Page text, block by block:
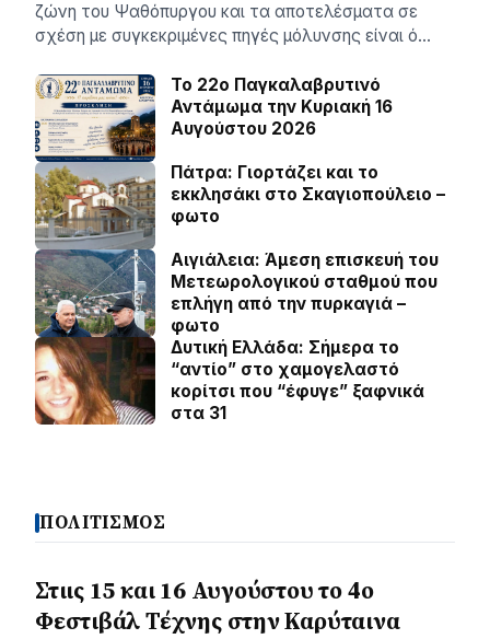
ζώνη του Ψαθόπυργου και τα αποτελέσματα σε
σχέση με συγκεκριμένες πηγές μόλυνσης είναι ό…
Το 22ο Παγκαλαβρυτινό
Αντάμωμα την Κυριακή 16
Αυγούστου 2026
Πάτρα: Γιορτάζει και το
εκκλησάκι στο Σκαγιοπούλειο –
φωτο
Αιγιάλεια: Άμεση επισκευή του
Μετεωρολογικού σταθμού που
επλήγη από την πυρκαγιά –
φωτο
Δυτική Ελλάδα: Σήμερα το
“αντίο” στο χαμογελαστό
κορίτσι που “έφυγε” ξαφνικά
στα 31
ΠΟΛΙΤΙΣΜΟΣ
Στιις 15 και 16 Αυγούστου το 4ο
Φεστιβάλ Τέχνης στην Καρύταινα